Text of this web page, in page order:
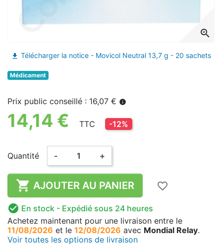
zoom_in
file_download Télécharger la notice - Movicol Neutral 13,7 g - 20 sachets
Médicament
Prix public conseillé : 16,07 € info
14,14 € TTC -12%
Quantité - +
 AJOUTER AU PANIER
favorite_border
 En stock - Expédié sous 24 heures
Achetez maintenant pour une livraison entre le
11/08/2026 et le 12/08/2026 avec Mondial Relay.
Voir toutes les options de livraison